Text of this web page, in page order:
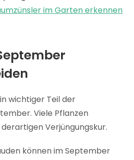
im Garten erkennen
wichtiger Teil der
Viele Pflanzen
Verjüngungskur.
können im September